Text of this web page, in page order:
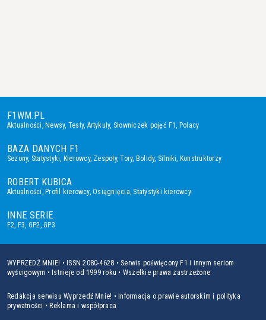
F1WM.PL
Aktualności, Newsy, Testy, Artykuły, Słowniczek pojęć F1, Polacy
BAZA DANYCH F1
Sezony, Statystyki, Kierowcy, Zespoły,Tory, Bolidy, Silniki, Konstruktorzy
ROBERT KUBICA
Aktualności, Profil kierowcy,Osiągnięcia, Statystyki kierowcy
INNE SERIE
F2, F3, GP2,GP3
WYPRZEDŹ MNIE! • ISSN 2080-4628 • Serwis poświęcony F1 i innym seriom
wyścigowym • Istnieje od 1999 roku • Wszelkie prawa zastrzeżone
Redakcja serwisu Wyprzedź Mnie! • Informacja o prawie autorskim i polityka
prywatności • Reklama i współpraca